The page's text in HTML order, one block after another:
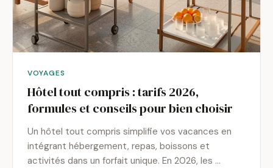
VOYAGES
Hôtel tout compris : tarifs 2026,
formules et conseils pour bien choisir
Un hôtel tout compris simplifie vos vacances en
intégrant hébergement, repas, boissons et
activités dans un forfait unique. En 2026, les …